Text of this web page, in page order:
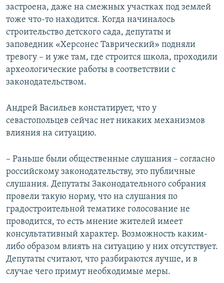
застроена, даже на смежных участках под землей
тоже что-то находится. Когда начиналось
строительство детского сада, депутаты и
заповедник «Херсонес Таврический» подняли
тревогу – и уже там, где строится школа, проходили
археологические работы в соответствии с
законодательством.
Андрей Васильев констатирует, что у
севастопольцев сейчас нет никаких механизмов
влияния на ситуацию.
– Раньше были общественные слушания – согласно
российскому законодательству, это публичные
слушания. Депутаты Законодательного собрания
провели такую норму, что на слушания по
градостроительной тематике голосование не
проводится, то есть мнение жителей имеет
консультативный характер. Возможность каким-
либо образом влиять на ситуацию у них отсутствует.
Депутаты считают, что разбираются лучше, и в
случае чего примут необходимые меры.